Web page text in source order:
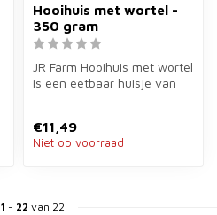
Hooihuis met wortel -
350 gram
JR Farm Hooihuis met wortel
is een eetbaar huisje van
€11,49
Niet op voorraad
1 - 22 van 22